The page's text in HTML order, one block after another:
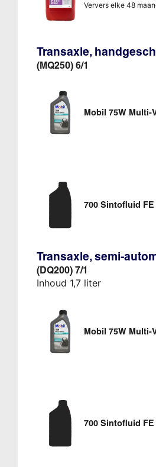
Ververs elke 48
Transaxle,
(MQ250) 6/1
Mobil 75W Multi-
700 Sintofluid FE
Transaxle, semi-
(DQ200) 7/1
Inhoud 1,7 liter
Mobil 75W Multi-
700 Sintofluid FE